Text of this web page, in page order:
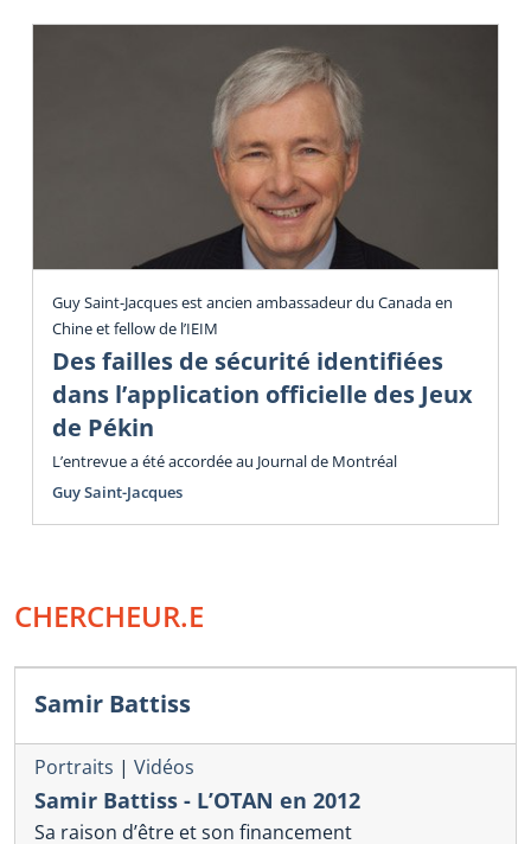
Guy Saint-Jacques est ancien ambassadeur du Canada en
Chine et fellow de l’IEIM
Des failles de sécurité identifiées
dans l’application officielle des Jeux
de Pékin
L’entrevue a été accordée au Journal de Montréal
Guy Saint-Jacques
CHERCHEUR.E
Samir Battiss
Portraits | Vidéos
Samir Battiss - L’OTAN en 2012
Sa raison d’être et son financement